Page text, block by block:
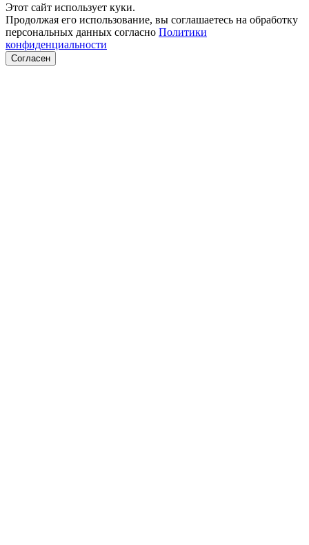
Этот сайт использует куки.
Продолжая его использование, вы соглашаетесь на обработку
персональных данных согласно Политики
конфиденциальности
Согласен